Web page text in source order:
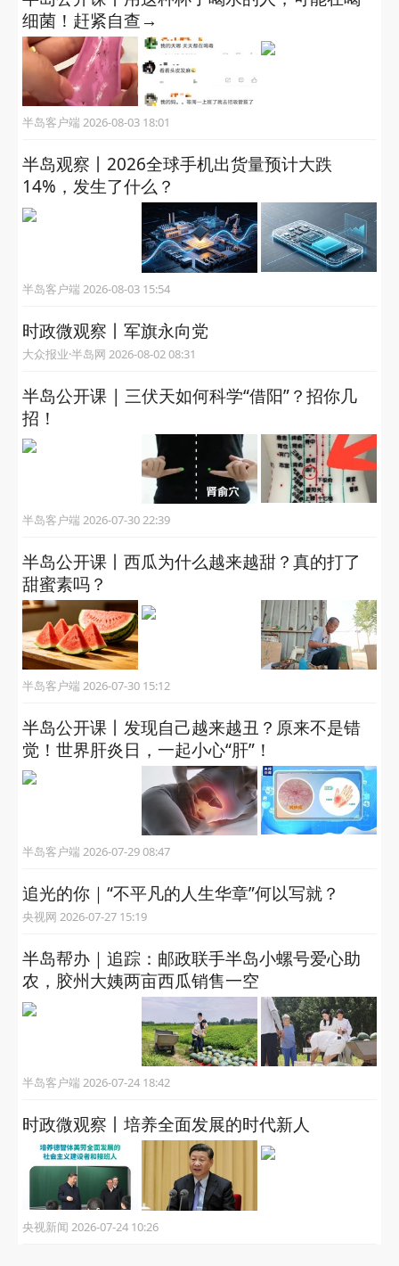
细菌！赶紧自查→
半岛客户端 2026-08-03 18:01
半岛观察丨2026全球手机出货量预计大跌
14%，发生了什么？
半岛客户端 2026-08-03 15:54
时政微观察丨军旗永向党
大众报业·半岛网 2026-08-02 08:31
半岛公开课 | 三伏天如何科学“借阳”？招你几
招！
半岛客户端 2026-07-30 22:39
半岛公开课丨西瓜为什么越来越甜？真的打了
甜蜜素吗？
半岛客户端 2026-07-30 15:12
半岛公开课丨发现自己越来越丑？原来不是错
觉！世界肝炎日，一起小心“肝”！
半岛客户端 2026-07-29 08:47
追光的你｜“不平凡的人生华章”何以写就？
央视网 2026-07-27 15:19
半岛帮办｜追踪：邮政联手半岛小螺号爱心助
农，胶州大姨两亩西瓜销售一空
半岛客户端 2026-07-24 18:42
时政微观察丨培养全面发展的时代新人
央视新闻 2026-07-24 10:26